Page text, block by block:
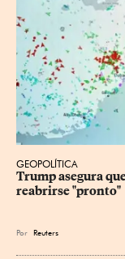
GEOPOLÍTICA
Trump asegura
reabrirse "pronto"
Por Reuters